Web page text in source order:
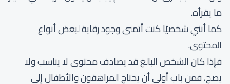
ما يقرأه.
كما أنني شخصيًا كنت أتمنى وجود رقابة لبعض أنواع
المحتوى.
فإذا كان الشخص البالغ قد يصادف محتوى لا يناسب ولا
يصح، فمن باب أولى أن يحتاج المراهقون والأطفال إلى